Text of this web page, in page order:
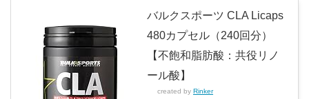
バルクスポーツ CLA Licaps
480カプセル（240回分）
【不飽和脂肪酸：共役リノ
ール酸】
created by Rinker